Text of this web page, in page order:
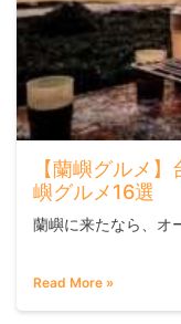
【蘭嶼グルメ
嶼グルメ16選
蘭嶼に来たなら、オ
Read More »